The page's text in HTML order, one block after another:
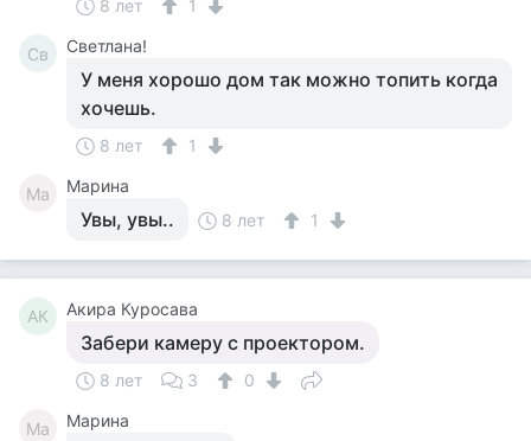
8 лет 1
Св Светлана!
У меня хорошо дом так можно топить когда
хочешь.
8 лет 1
Ма Марина
Увы, увы.. 8 лет 1
АК Акира Куросава
Забери камеру с проектором.
8 лет 3 0
Ма Марина